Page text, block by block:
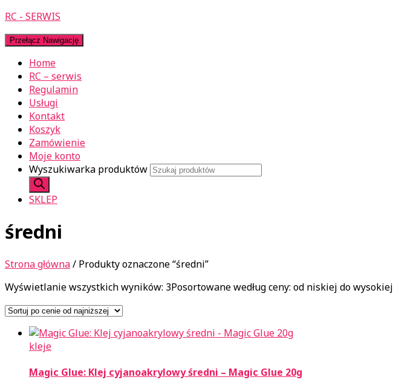
RC - SERWIS
Przełącz Nawigację
Home
RC – serwis
Regulamin
Usługi
Kontakt
Koszyk
Zamówienie
Moje konto
Wyszukiwarka produktów
SKLEP
średni
Strona główna/ Produkty oznaczone “średni”
Wyświetlanie wszystkich wyników: 3Posortowane według ceny: od niskiej do wysokiej
kleje
Magic Glue: Klej cyjanoakrylowy średni – Magic Glue 20g